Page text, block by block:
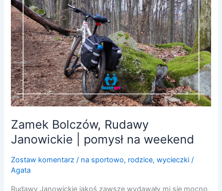
Zamek Bolczów, Rudawy
Janowickie | pomysł na weekend
Zostaw komentarz / na sportowo, rodzice,wycieczki /
Agata
Rudawy Janowickie jakoś zawsze wydawały mi się mocno
pomysł
na
weekend